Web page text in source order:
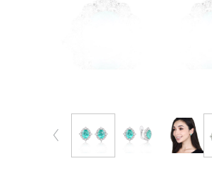
Бесплатная доставка
Контакты